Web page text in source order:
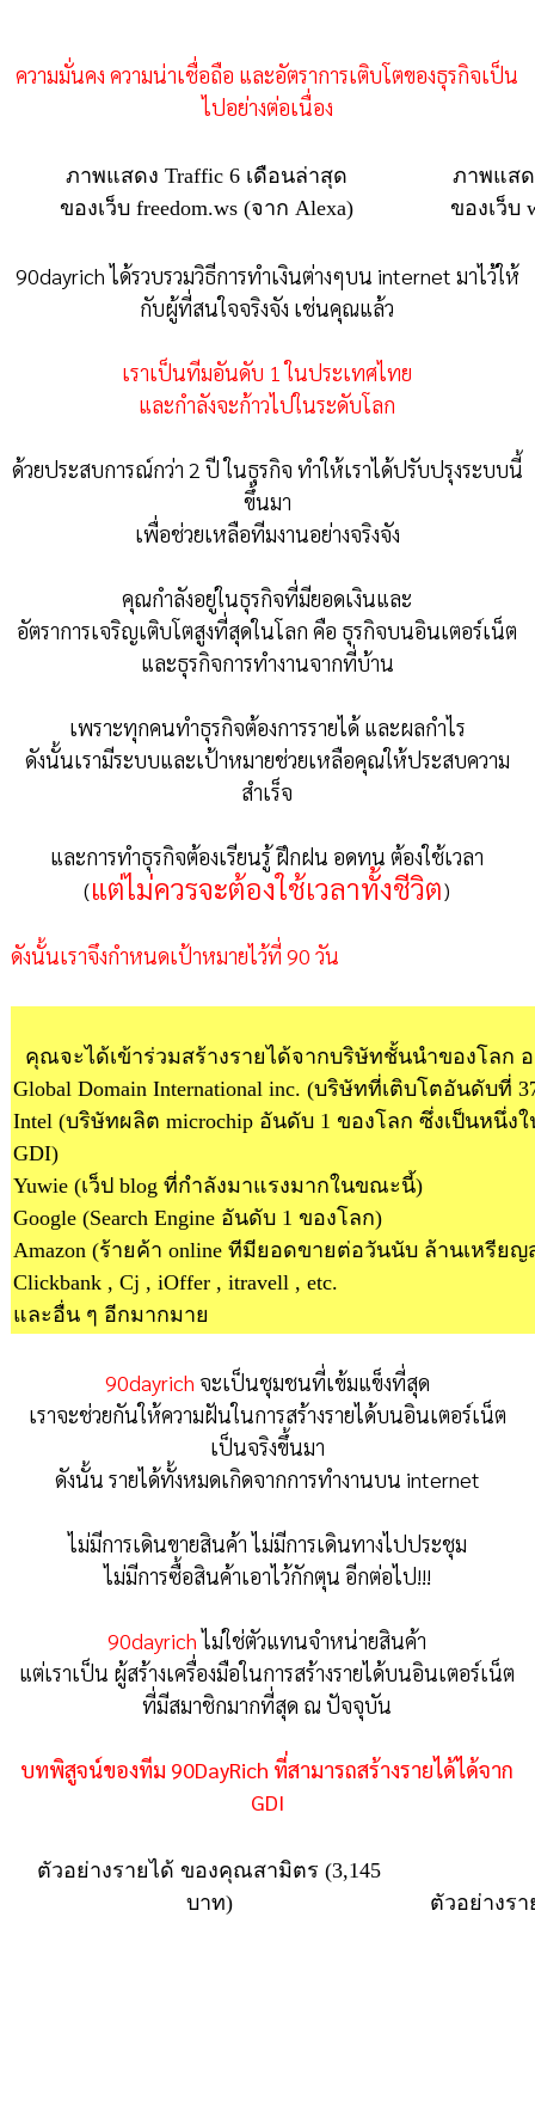
ความมั่นคง ความน่าเชื่อถือ และอัตราการเติบโตของธุรกิจเป็น
ไปอย่างต่อเนื่อง
ภาพแสดง Traffic 6 เดือนล่าสุด
ของเว็บ freedom.ws (จาก Alexa)
ภาพแสด
ของเว็บ
90dayrich ได้รวบรวมวิธีการทำเงินต่างๆบน internet มาไว้ให้
กับผู้ที่สนใจจริงจัง เช่นคุณแล้ว
เราเป็นทีมอันดับ 1 ในประเทศไทย
และกำลังจะก้าวไปในระดับโลก
ด้วยประสบการณ์กว่า 2 ปี ในธุรกิจ ทำให้เราได้ปรับปรุงระบบนี้
ขึ้นมา
เพื่อช่วยเหลือทีมงานอย่างจริงจัง
คุณกำลังอยู่ในธุรกิจที่มียอดเงินและ
อัตราการเจริญเติบโตสูงที่สุดในโลก คือ ธุรกิจบนอินเตอร์เน็ต
และธุรกิจการทำงานจากที่บ้าน
เพราะทุกคนทำธุรกิจต้องการรายได้ และผลกำไร
ดังนั้นเรามีระบบและเป้าหมายช่วยเหลือคุณให้ประสบความ
สำเร็จ
และการทำธุรกิจต้องเรียนรู้ ฝึกฝน อดทน ต้องใช้เวลา
(แต่ไม่ควรจะต้องใช้เวลาทั้งชีวิต)
ดังนั้นเราจึงกำหนดเป้าหมายไว้ที่ 90 วัน
คุณจะได้เข้าร่วมสร้างรายได้จากบริษัทชั้นนำของโลก
Global Domain International inc. (บริษัทที่เติบโตอันดับที่
Intel(บริษัทผลิต microchip อันดับ 1 ของโลก ซึ่งเป็นหนึ่งใ
GDI)
Yuwie (เว็ป blog ที่กำลังมาแรงมากในขณะนี้)
Google(Search Engine อันดับ 1 ของโลก)
Amazon(ร้ายค้า online ทีมียอดขายต่อวันนับ ล้านเหรียญ
Clickbank , Cj , iOffer , itravell , etc.
และอื่น ๆ อีกมากมาย
90dayrich จะเป็นชุมชนที่เข้มแข็งที่สุด
เราจะช่วยกันให้ความฝันในการสร้างรายได้บนอินเตอร์เน็ต
เป็นจริงขึ้นมา
ดังนั้น รายได้ทั้งหมดเกิดจากการทำงานบน internet
ไม่มีการเดินขายสินค้า ไม่มีการเดินทางไปประชุม
ไม่มีการซื้อสินค้าเอาไว้กักตุน อีกต่อไป!!!
90dayrichไม่ใช่ตัวแทนจำหน่ายสินค้า
แต่เราเป็น ผู้สร้างเครื่องมือในการสร้างรายได้บนอินเตอร์เน็ต
ที่มีสมาชิกมากที่สุด ณ ปัจจุบัน
บทพิสูจน์ของทีม 90DayRich ที่สามารถสร้างรายได้ได้จาก
GDI
ตัวอย่างรายได้ ของคุณสามิตร (3,145
บาท)
ตัวอย่างร